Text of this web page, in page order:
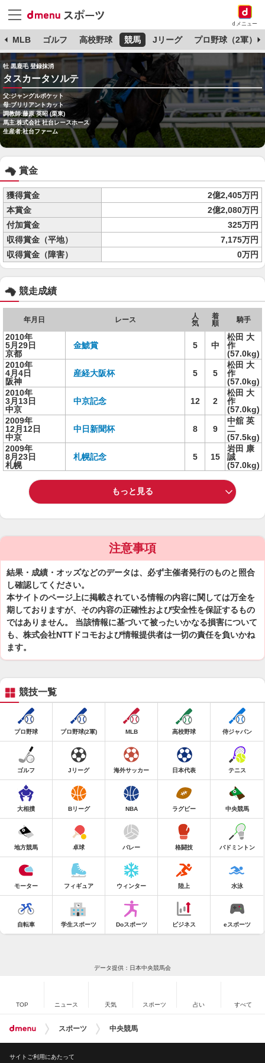
dメニュー
MLB ゴルフ 高校野球 競馬 Jリーグ プロ野球（2軍）
牡 黒鹿毛 登録抹消
タスカータソルテ
父:ジャングルポケット
母:ブリリアントカット
調教師:藤原 英昭 (栗東)
馬主:株式会社 社台レースホース
生産者:社台ファーム
賞金
獲得賞金
2億2,405万円
本賞金
2億2,080万円
付加賞金
325万円
収得賞金（平地）
7,175万円
収得賞金（障害）
0万円
競走成績
年月日 レース
人
気
着
順
騎手
2010年
5月29日
京都
金鯱賞 5 中
松田 大
作
(57.0kg)
2010年
4月4日
阪神
産経大阪杯 5 5
松田 大
作
(57.0kg)
2010年
3月13日
中京
中京記念 12 2
松田 大
作
(57.0kg)
2009年
12月12日
中京
中日新聞杯 8 9
中舘 英
二
(57.5kg)
2009年
8月23日
札幌
札幌記念 5 15
岩田 康
誠
(57.0kg)
もっと見る
注意事項
結果・成績・オッズなどのデータは、必ず主催者発行のものと照合
し確認してください。
本サイトのページ上に掲載されている情報の内容に関しては万全を
期しておりますが、その内容の正確性および安全性を保証するもの
ではありません。 当該情報に基づいて被ったいかなる損害について
も、株式会社NTTドコモおよび情報提供者は一切の責任を負いかね
ます。
競技一覧
プロ野球 プロ野球(2軍) MLB 高校野球 侍ジャパン
ゴルフ Jリーグ 海外サッカー 日本代表 テニス
大相撲 Bリーグ NBA ラグビー 中央競馬
地方競馬 卓球 バレー 格闘技 バドミントン
モーター フィギュア ウィンター 陸上 水泳
自転車 学生スポーツ Doスポーツ ビジネス eスポーツ
データ提供：日本中央競馬会
TOP ニュース 天気 スポーツ 占い すべて
スポーツ 中央競馬
サイトご利用にあたって